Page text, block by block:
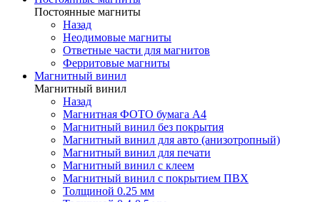
Постоянные магниты
Назад
Неодимовые магниты
Ответные части для магнитов
Ферритовые магниты
Магнитный винил
Магнитный винил
Назад
Магнитная ФОТО бумага А4
Магнитный винил без покрытия
Магнитный винил для авто (анизотропный)
Магнитный винил для печати
Магнитный винил с клеем
Магнитный винил с покрытием ПВХ
Толщиной 0.25 мм